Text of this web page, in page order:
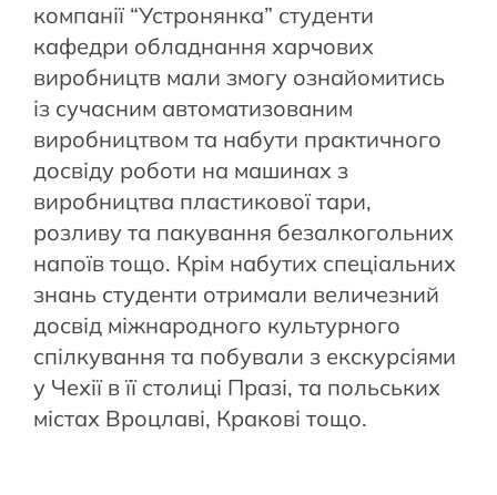
компанії “Устронянка” студенти
кафедри обладнання харчових
виробництв мали змогу ознайомитись
із сучасним автоматизованим
виробництвом та набути практичного
досвіду роботи на машинах з
виробництва пластикової тари,
розливу та пакування безалкогольних
напоїв тощо. Крім набутих спеціальних
знань студенти отримали величезний
досвід міжнародного культурного
спілкування та побували з екскурсіями
у Чехії в її столиці Празі, та польських
містах Вроцлаві, Кракові тощо.